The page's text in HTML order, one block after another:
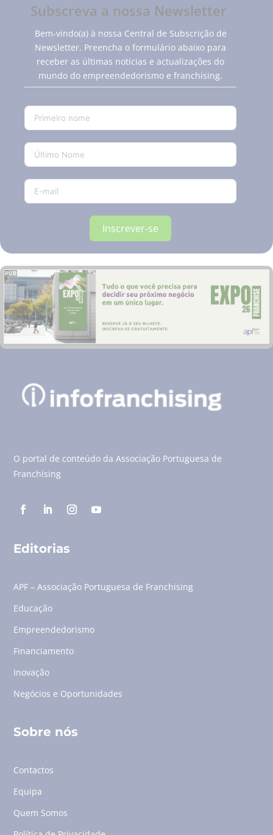
Subscreva a nossa Newsletter
Bem-vindo(a) à nossa Central de Subscrição de
Newsletter. Preencha o formulário abaixo para
receber as últimas notícias e actualizações do
mundo do empreendedorismo e franchising.
Inscrever-se
PUB
O portal de conteúdo da Associação Portuguesa de
Franchising
Editorias
APF – Associação Portuguesa de Franchising
Educação
Empreendedorismo
Financiamento
Inovação
Negócios e Oportunidades
Sobre nós
Contactos
Equipa
Quem Somos